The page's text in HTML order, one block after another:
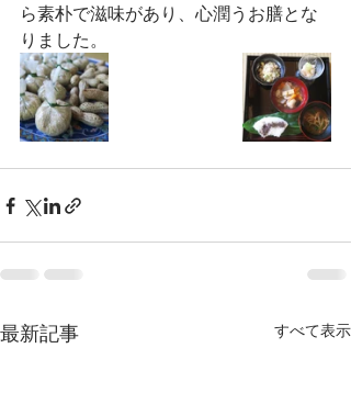
ら素朴で滋味があり、心潤うお膳とな
りました。
最新記事 すべて表示